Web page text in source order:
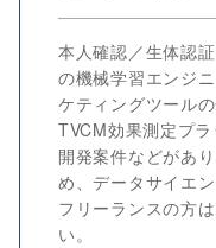
本人確認／生体認
の機械学習エンジ
ケティングツール
TVCM効果測定プ
開発案件などがあ
め、データサイエ
フリーランスの方
い。